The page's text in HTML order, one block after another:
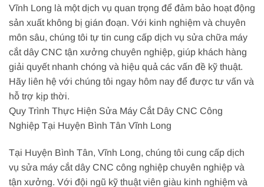
Vĩnh Long là một dịch vụ quan trọng để đảm bảo hoạt động
sản xuất không bị gián đoạn. Với kinh nghiệm và chuyên
môn sâu, chúng tôi tự tin cung cấp dịch vụ sửa chữa máy
cắt dây CNC tận xưởng chuyên nghiệp, giúp khách hàng
giải quyết nhanh chóng và hiệu quả các vấn đề kỹ thuật.
Hãy liên hệ với chúng tôi ngay hôm nay để được tư vấn và
hỗ trợ kịp thời.
Quy Trình Thực Hiện Sửa Máy Cắt Dây CNC Công
Nghiệp Tại Huyện Bình Tân Vĩnh Long
Tại Huyện Bình Tân, Vĩnh Long, chúng tôi cung cấp dịch
vụ sửa máy cắt dây CNC công nghiệp chuyên nghiệp và
tận xưởng. Với đội ngũ kỹ thuật viên giàu kinh nghiệm và